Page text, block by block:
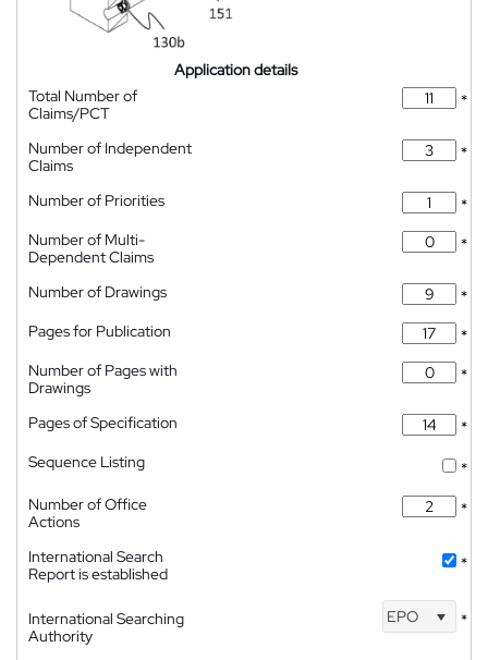
Application details
Total Number of
Claims/PCT
*
Number of Independent
Claims
*
Number of Priorities
*
Number of Multi-
Dependent Claims
*
Number of Drawings
*
Pages for Publication
*
Number of Pages with
Drawings
*
Pages of Specification
*
Sequence Listing
*
Number of Office
Actions
*
International Search
Report is established
*
International Searching
Authority
EPO *